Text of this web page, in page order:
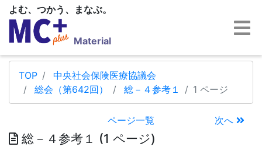
よむ、つかう、まなぶ。
Material
TOP
中央社会保険医療協議会
総会（第642回）
総－４参考１ 1 ページ
ページ一覧 次へ
総－４参考１ (1 ページ)